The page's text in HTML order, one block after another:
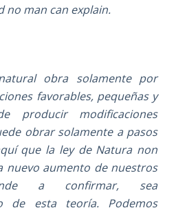
no man can explain.
obra solamente por
favorables, pequeñas y
producir modificaciones
obrar solamente a pasos
que la ley de Natura non
nuevo aumento de nuestros
a confirmar, sea
de esta teoría. Podemos